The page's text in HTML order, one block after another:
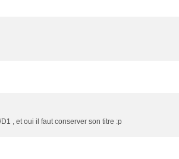
, et oui il faut conserver son titre :p